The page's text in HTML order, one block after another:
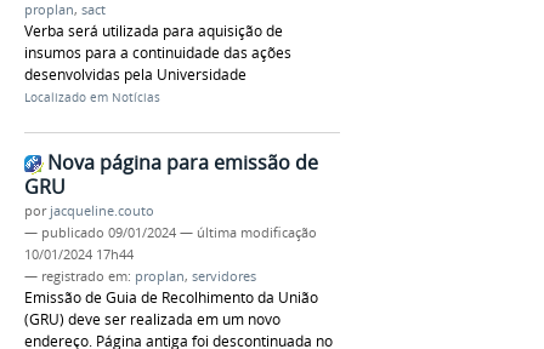
proplan, sact
Verba será utilizada para aquisição de
insumos para a continuidade das ações
desenvolvidas pela Universidade
Localizado em Notícias
Nova página para emissão de
GRU
por jacqueline.couto
— publicado 09/01/2024 — última modificação
10/01/2024 17h44
— registrado em: proplan, servidores
Emissão de Guia de Recolhimento da União
(GRU) deve ser realizada em um novo
endereço. Página antiga foi descontinuada no